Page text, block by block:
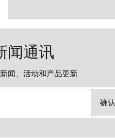
闻通讯
闻、活动和产品更新
确认